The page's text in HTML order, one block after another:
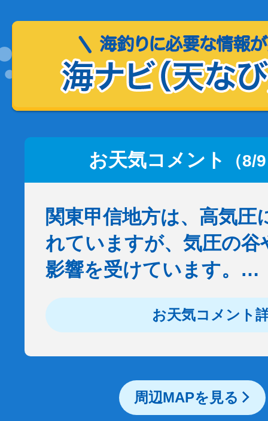
お天気コメント （8/
関東甲信地方は、高気圧
れていますが、気圧の谷
影響を受けています。…
お天気コメント
周辺MAPを見る